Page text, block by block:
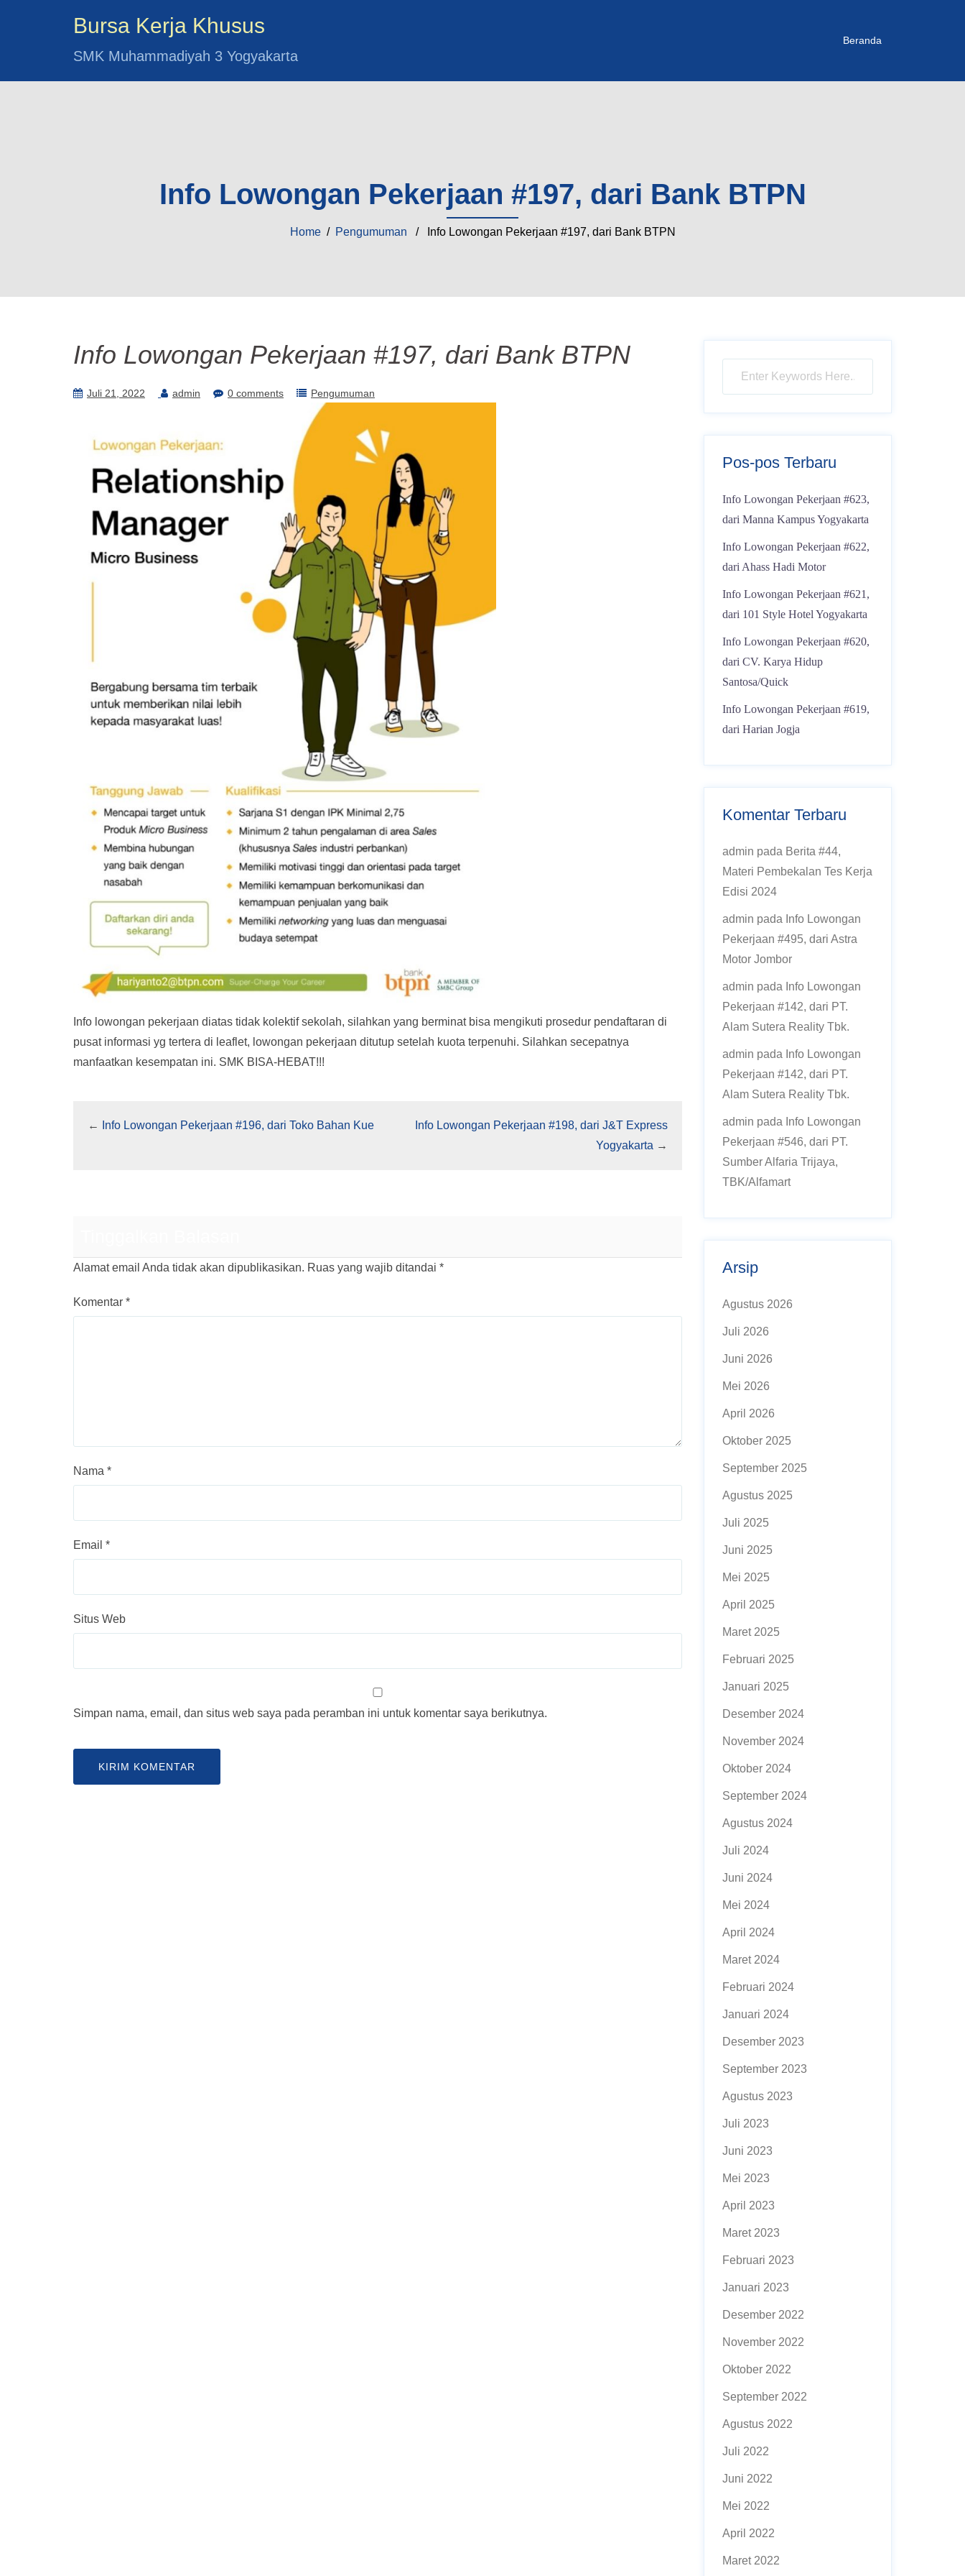
Bursa Kerja Khusus
SMK Muhammadiyah 3 Yogyakarta
Beranda
Info Lowongan Pekerjaan #197, dari Bank BTPN
Home/ Pengumuman / Info Lowongan Pekerjaan #197, dari Bank BTPN
Info Lowongan Pekerjaan #197, dari Bank BTPN
Juli 21, 2022 admin 0 comments Pengumuman
Info lowongan pekerjaan diatas tidak kolektif sekolah, silahkan yang berminat bisa mengikuti prosedur pendaftaran di
pusat informasi yg tertera di leaflet, lowongan pekerjaan ditutup setelah kuota terpenuhi. Silahkan secepatnya
manfaatkan kesempatan ini. SMK BISA-HEBAT!!!
← Info Lowongan Pekerjaan #196, dari Toko Bahan Kue
Info Lowongan Pekerjaan #198, dari J&T Express
Yogyakarta →
Alamat email Anda tidak akan dipublikasikan. Ruas yang wajib ditandai *
Komentar *
Nama *
Email *
Situs Web
Simpan nama, email, dan situs web saya pada peramban ini untuk komentar saya berikutnya.
Pos-pos Terbaru
Info Lowongan Pekerjaan #623,
dari Manna Kampus Yogyakarta
Info Lowongan Pekerjaan #622,
dari Ahass Hadi Motor
Info Lowongan Pekerjaan #621,
dari 101 Style Hotel Yogyakarta
Info Lowongan Pekerjaan #620,
dari CV. Karya Hidup
Santosa/Quick
Info Lowongan Pekerjaan #619,
dari Harian Jogja
Komentar Terbaru
admin pada Berita #44,
Materi Pembekalan Tes Kerja
Edisi 2024
admin pada Info Lowongan
Pekerjaan #495, dari Astra
Motor Jombor
admin pada Info Lowongan
Pekerjaan #142, dari PT.
Alam Sutera Reality Tbk.
admin pada Info Lowongan
Pekerjaan #142, dari PT.
Alam Sutera Reality Tbk.
admin pada Info Lowongan
Pekerjaan #546, dari PT.
Sumber Alfaria Trijaya,
TBK/Alfamart
Arsip
Agustus 2026
Juli 2026
Juni 2026
Mei 2026
April 2026
Oktober 2025
September 2025
Agustus 2025
Juli 2025
Juni 2025
Mei 2025
April 2025
Maret 2025
Februari 2025
Januari 2025
Desember 2024
November 2024
Oktober 2024
September 2024
Agustus 2024
Juli 2024
Juni 2024
Mei 2024
April 2024
Maret 2024
Februari 2024
Januari 2024
Desember 2023
September 2023
Agustus 2023
Juli 2023
Juni 2023
Mei 2023
April 2023
Maret 2023
Februari 2023
Januari 2023
Desember 2022
November 2022
Oktober 2022
September 2022
Agustus 2022
Juli 2022
Juni 2022
Mei 2022
April 2022
Maret 2022